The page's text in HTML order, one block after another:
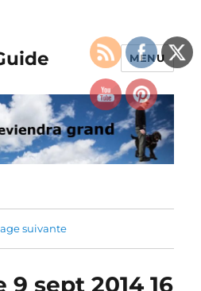
MENU
suivante
9 sept 2014 16